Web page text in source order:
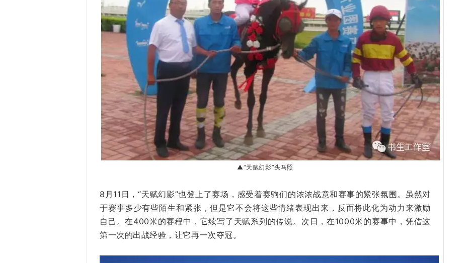
▲“天赋幻影”头马照
8月11日，“天赋幻影”也登上了赛场，感受着赛驹们的浓浓战意和赛事的紧张氛围。虽然对
于赛事多少有些陌生和紧张，但是它不会将这些情绪表现出来，反而将此化为动力来激励
自己。在400米的赛程中，它续写了天赋系列的传说。次日，在1000米的赛事中，凭借这
第一次的出战经验，让它再一次夺冠。